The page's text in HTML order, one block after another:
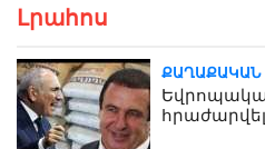
Լրահոս
ՔԱՂԱՔԱԿԱՆ